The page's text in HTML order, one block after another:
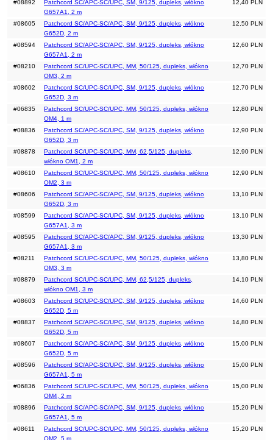
12,40 PLN
#08892
Patchcord SC/APC-SC/UPC, SM, 9/125, dupleks, włókno
G657A1, 2 m
12,50 PLN
#08605
Patchcord SC/APC-SC/APC, SM, 9/125, dupleks, włókno
G652D, 2 m
12,60 PLN
#08594
Patchcord SC/APC-SC/APC, SM, 9/125, dupleks, włókno
G657A1, 2 m
12,70 PLN
#08210
Patchcord SC/UPC-SC/UPC, MM, 50/125, dupleks, włókno
OM3, 2 m
12,70 PLN
#08602
Patchcord SC/UPC-SC/UPC, SM, 9/125, dupleks, włókno
G652D, 3 m
12,80 PLN
#06835
Patchcord SC/UPC-SC/UPC, MM, 50/125, dupleks, włókno
OM4, 1 m
12,90 PLN
#08836
Patchcord SC/APC-SC/UPC, SM, 9/125, dupleks, włókno
G652D, 3 m
12,90 PLN
#08878
Patchcord SC/UPC-SC/UPC, MM, 62,5/125, dupleks,
włókno OM1, 2 m
12,90 PLN
#08610
Patchcord SC/UPC-SC/UPC, MM, 50/125, dupleks, włókno
OM2, 3 m
13,10 PLN
#08606
Patchcord SC/APC-SC/APC, SM, 9/125, dupleks, włókno
G652D, 3 m
13,10 PLN
#08599
Patchcord SC/APC-SC/UPC, SM, 9/125, dupleks, włókno
G657A1, 3 m
13,30 PLN
#08595
Patchcord SC/APC-SC/APC, SM, 9/125, dupleks, włókno
G657A1, 3 m
13,80 PLN
#08211
Patchcord SC/UPC-SC/UPC, MM, 50/125, dupleks, włókno
OM3, 3 m
14,10 PLN
#08879
Patchcord SC/UPC-SC/UPC, MM, 62,5/125, dupleks,
włókno OM1, 3 m
14,60 PLN
#08603
Patchcord SC/UPC-SC/UPC, SM, 9/125, dupleks, włókno
G652D, 5 m
14,80 PLN
#08837
Patchcord SC/APC-SC/UPC, SM, 9/125, dupleks, włókno
G652D, 5 m
15,00 PLN
#08607
Patchcord SC/APC-SC/APC, SM, 9/125, dupleks, włókno
G652D, 5 m
15,00 PLN
#08596
Patchcord SC/APC-SC/UPC, SM, 9/125, dupleks, włókno
G657A1, 5 m
15,00 PLN
#06836
Patchcord SC/UPC-SC/UPC, MM, 50/125, dupleks, włókno
OM4, 2 m
15,20 PLN
#08896
Patchcord SC/APC-SC/APC, SM, 9/125, dupleks, włókno
G657A1, 5 m
15,20 PLN
#08611
Patchcord SC/UPC-SC/UPC, MM, 50/125, dupleks, włókno